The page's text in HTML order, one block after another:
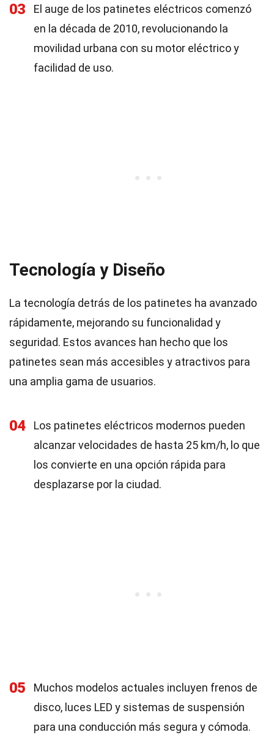
03
El auge de los patinetes eléctricos comenzó
en la década de 2010, revolucionando la
movilidad urbana con su motor eléctrico y
facilidad de uso.
Tecnología y Diseño
La tecnología detrás de los patinetes ha avanzado
rápidamente, mejorando su funcionalidad y
seguridad. Estos avances han hecho que los
patinetes sean más accesibles y atractivos para
una amplia gama de usuarios.
04
Los patinetes eléctricos modernos pueden
alcanzar velocidades de hasta 25 km/h, lo que
los convierte en una opción rápida para
desplazarse por la ciudad.
05
Muchos modelos actuales incluyen frenos de
disco, luces LED y sistemas de suspensión
para una conducción más segura y cómoda.